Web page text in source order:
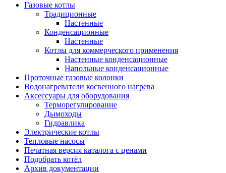
Газовые котлы
Традиционные
Настенные
Конденсационные
Настенные
Котлы для коммерческого применения
Настенные конденсационные
Напольные конденсационные
Проточные газовые колонки
Водонагреватели косвенного нагрева
Аксессуары для оборудования
Терморегулирование
Дымоходы
Гидравлика
Электрические котлы
Тепловые насосы
Печатная версия каталога с ценами
Подобрать котёл
Архив документации